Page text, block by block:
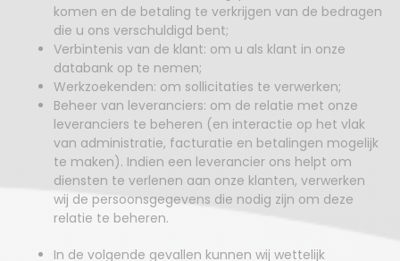
komen en de betaling te verkrijgen van de bedragen
die u ons verschuldigd bent;
Verbintenis van de klant: om u als klant in onze
databank op te nemen;
Werkzoekenden: om sollicitaties te verwerken;
Beheer van leveranciers: om de relatie met onze
leveranciers te beheren (en interactie op het vlak
van administratie, facturatie en betalingen mogelijk
te maken). Indien een leverancier ons helpt om
diensten te verlenen aan onze klanten, verwerken
wij de persoonsgegevens die nodig zijn om deze
relatie te beheren.
In de volgende gevallen kunnen wij wettelijk